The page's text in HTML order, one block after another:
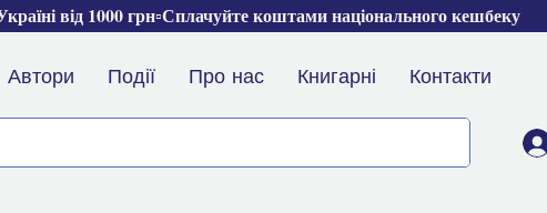
від 1000 грн▫️Сплачуйте коштами національного кешбеку
Автори Події Про нас Книгарні Контакти